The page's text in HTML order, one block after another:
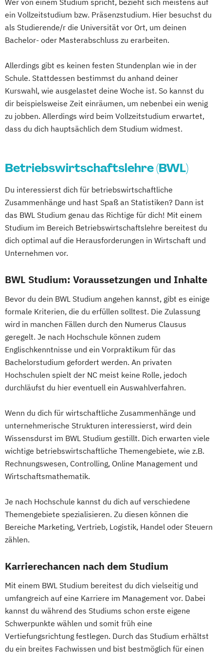
Marketing - Werbe- und
Wirtschaftspsychologie
ein Vollzeitstudium bzw. Präsenzstudium. Hier besuchst du
als Studierende/r die Universität vor Ort, um deinen
Bachelor- oder Masterabschluss zu erarbeiten.
Allerdings gibt es keinen festen Stundenplan wie in der
Schule. Stattdessen bestimmst du anhand deiner
Kurswahl, wie ausgelastet deine Woche ist. So kannst du
dir beispielsweise Zeit einräumen, um nebenbei ein wenig
zu jobben. Allerdings wird beim Vollzeitstudium erwartet,
dass du dich hauptsächlich dem Studium widmest.
Betriebswirtschaftslehre (BWL)
Du interessierst dich für betriebswirtschaftliche
Zusammenhänge und hast Spaß an Statistiken? Dann ist
das BWL Studium genau das Richtige für dich! Mit einem
Studium im Bereich Betriebswirtschaftslehre bereitest du
dich optimal auf die Herausforderungen in Wirtschaft und
Unternehmen vor.
BWL Studium: Voraussetzungen und Inhalte
Bevor du dein BWL Studium angehen kannst, gibt es einige
formale Kriterien, die du erfüllen solltest. Die Zulassung
wird in manchen Fällen durch den Numerus Clausus
geregelt. Je nach Hochschule können zudem
Englischkenntnisse und ein Vorpraktikum für das
Bachelorstudium gefordert werden. An privaten
Hochschulen spielt der NC meist keine Rolle, jedoch
durchläufst du hier eventuell ein Auswahlverfahren.
Wenn du dich für wirtschaftliche Zusammenhänge und
unternehmerische Strukturen interessierst, wird dein
Wissensdurst im BWL Studium gestillt. Dich erwarten viele
wichtige betriebswirtschaftliche Themengebiete, wie z.B.
Rechnungswesen, Controlling, Online Management und
Wirtschaftsmathematik.
Je nach Hochschule kannst du dich auf verschiedene
Themengebiete spezialisieren. Zu diesen können die
Bereiche Marketing, Vertrieb, Logistik, Handel oder Steuern
zählen.
Karrierechancen nach dem Studium
Mit einem BWL Studium bereitest du dich vielseitig und
umfangreich auf eine Karriere im Management vor. Dabei
kannst du während des Studiums schon erste eigene
Schwerpunkte wählen und somit früh eine
Vertiefungsrichtung festlegen. Durch das Studium erhältst
du ein breites Fachwissen und bist bestmöglich für einen